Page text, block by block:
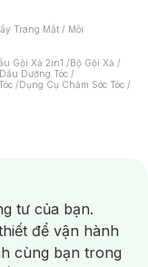
Trang Mắt / Môi
Gội Xả 2in1 /Bộ Gội Xả /
Dưỡng Tóc /
/Dụng Cụ Chăm Sóc Tóc /
/Nước Rửa Tay/
Điện/
Súc Miệng/
/Dưỡng Vùng Kín/
Cạo Râu /Dao Cạo Râu/
tư của bạn.
để vận hành
cùng bạn trong